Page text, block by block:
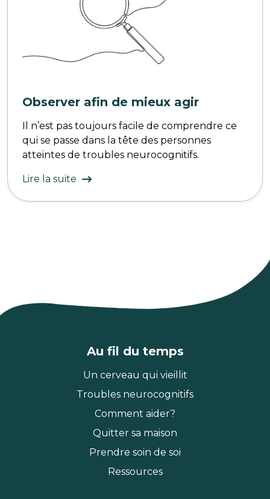
Observer afin de mieux agir
Il n’est pas toujours facile de comprendre ce
qui se passe dans la tête des personnes
atteintes de troubles neurocognitifs.
Lire la suite
Au fil du temps
Un cerveau qui vieillit
Troubles neurocognitifs
Comment aider?
Quitter sa maison
Prendre soin de soi
Ressources